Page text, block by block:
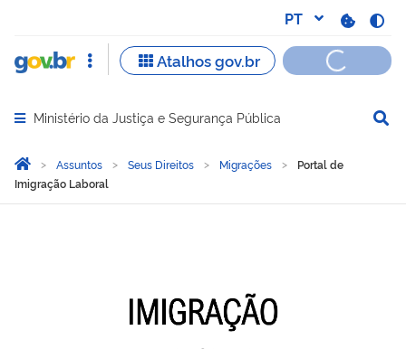
Abrir menu principal de navegação
Ministério da Justiça e Segurança Pública
Você está aqui:
Página Inicial
Assuntos Seus Direitos Migrações
Portal de
Imigração Laboral